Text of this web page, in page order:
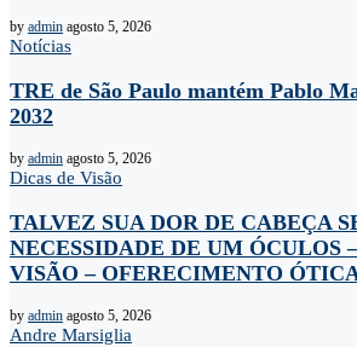
by admin agosto 5, 2026
Notícias
TRE de São Paulo mantém Pablo
2032
by admin agosto 5, 2026
Dicas de Visão
TALVEZ SUA DOR DE CABEÇA
NECESSIDADE DE UM ÓCULOS
VISÃO – OFERECIMENTO
by admin agosto 5, 2026
Andre Marsiglia